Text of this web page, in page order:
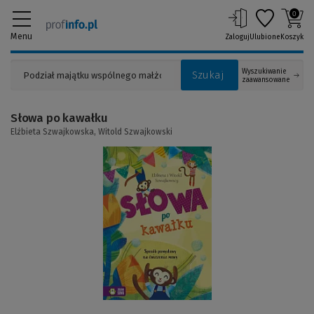
Menu
Szukaj
Wyszukiwanie
zaawansowane
ZalogujUlubione
0
Koszyk
(Link
do
innej
Słowa po kawałku
Elżbieta Szwajkowska, Witold Szwajkowski